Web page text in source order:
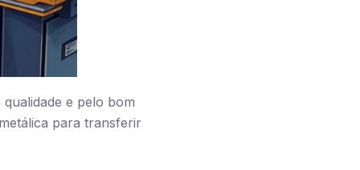
e pelo bom
para transferir